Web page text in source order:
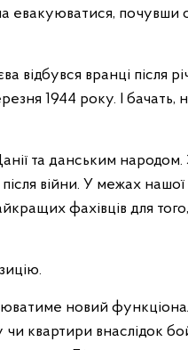
евакуюватися, почувши
вранці після
1944 року. І бачать,
та данським
після війни. У межах
фахівців для
новий
чи квартири внаслідок